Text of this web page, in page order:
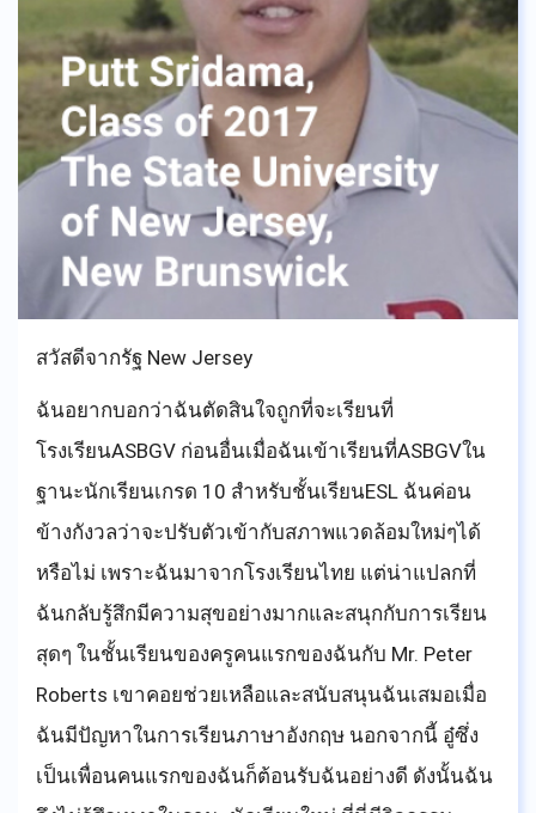
เหลือที่เธอมอบให้นั้นยิ่งใหญ่มากหากไม่มีคำแนะนำ
ของเธอก็คงไม่มีฉันในวันนี้ เคล็ดลับสั้น ๆ สำหรับ
นักเรียน Green Valley คือลองไปหาเธอที่ห้องทำงาน
ของเธอดู สุดท้ายนี้ ฉันสามารถพูดได้ว่า ฉันรู้สึก
ขอบคุณ ASBGV อย่างมาก สำหรับโอกาส และทำให้
ฉันรู้ว่าฉันมีความสามารถอะไร สำหรับรุ่นพี่และ
ซีเนียร์รุ่นปัจจุบัน ฉันรู้ว่าคุณรู้สึกอย่างไร คำแนะนำที่
สำคัญอีกอย่างจากฉันก็คือพวกคุณพร้อมแล้ว ที่จะออก
สวัสดีจากรัฐ New Jersey
ฉันอยากบอกว่าฉันตัดสินใจถูกที่จะเรียนที่
โรงเรียนASBGV ก่อนอื่นเมื่อฉันเข้าเรียนที่ASBGVใน
ฐานะนักเรียนเกรด 10 สำหรับชั้นเรียนESL ฉันค่อน
ข้างกังวลว่าจะปรับตัวเข้ากับสภาพแวดล้อมใหม่ๆได้
หรือไม่ เพราะฉันมาจากโรงเรียนไทย แต่น่าแปลกที่
ฉันกลับรู้สึกมีความสุขอย่างมากและสนุกกับการเรียน
สุดๆ ในชั้นเรียนของครูคนแรกของฉันกับ Mr. Peter
Roberts เขาคอยช่วยเหลือและสนับสนุนฉันเสมอเมื่อ
ฉันมีปัญหาในการเรียนภาษาอังกฤษ นอกจากนี้ อู๋ซึ่ง
เป็นเพื่อนคนแรกของฉันก็ต้อนรับฉันอย่างดี ดังนั้นฉัน